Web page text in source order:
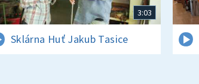
3:03
Sklárna Huť Jakub Tasice